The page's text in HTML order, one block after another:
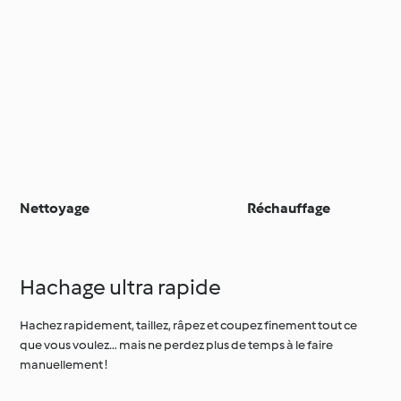
Nettoyage Réchauffage
Hachage ultra rapide
Hachez rapidement, taillez, râpez et coupez finement tout ce
que vous voulez… mais ne perdez plus de temps à le faire
manuellement !